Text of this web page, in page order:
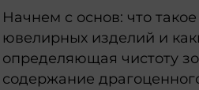
Начнем с основ: что такое
ювелирных изделий и
определяющая чистоту
содержание